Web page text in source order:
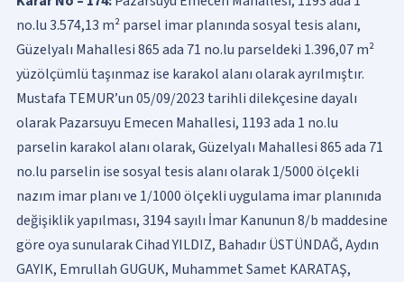
no.lu 3.574,13 m² parsel imar planında sosyal tesis alanı,
Güzelyalı Mahallesi 865 ada 71 no.lu parseldeki 1.396,07 m²
yüzölçümlü taşınmaz ise karakol alanı olarak ayrılmıştır.
Mustafa TEMUR’un 05/09/2023 tarihli dilekçesine dayalı
olarak Pazarsuyu Emecen Mahallesi, 1193 ada 1 no.lu
parselin karakol alanı olarak, Güzelyalı Mahallesi 865 ada 71
no.lu parselin ise sosyal tesis alanı olarak 1/5000 ölçekli
nazım imar planı ve 1/1000 ölçekli uygulama imar planınıda
değişiklik yapılması, 3194 sayılı İmar Kanunun 8/b maddesine
göre oya sunularak Cihad YILDIZ, Bahadır ÜSTÜNDAĞ, Aydın
GAYIK, Emrullah GUGUK, Muhammet Samet KARATAŞ,